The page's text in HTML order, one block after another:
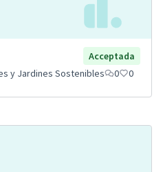
Acceptada
y Jardines Sostenibles 0 0